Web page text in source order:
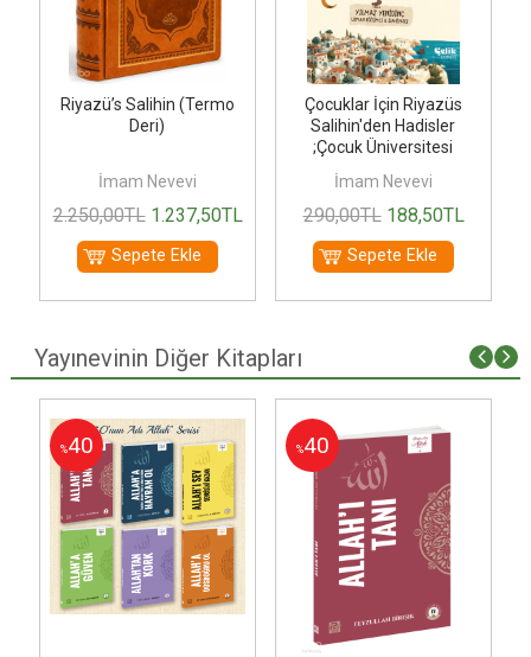
Riyazü’s Salihin (Termo
Deri)
İmam Nevevi
2.250,00TL 1.237,50TL
Sepete Ekle
Çocuklar İçin Riyazüs
Salihin'den Hadisler
;Çocuk Üniversitesi
İmam Nevevi
290,00TL 188,50TL
Sepete Ekle
Yayınevinin Diğer Kitapları
%40 %40